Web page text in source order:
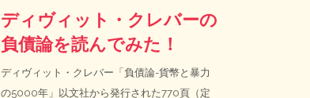
ディヴィット・クレバーの
負債論を読んでみた！
ディヴィット・クレバー「負債論-貨幣と暴力
の5000年」以文社から発行された770頁（定